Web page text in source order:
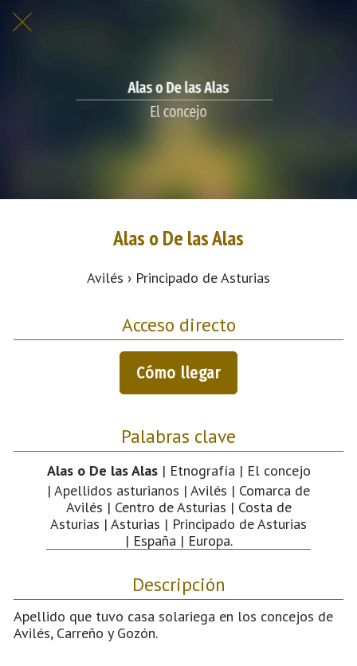
Alas o De las Alas
Avilés › Principado de Asturias
Acceso directo
Cómo llegar
Palabras clave
Alas o De las Alas| Etnografía | El concejo
| Apellidos asturianos | Avilés | Comarca de
Avilés | Centro de Asturias | Costa de
Asturias | Asturias | Principado de Asturias
| España | Europa.
Descripción
Apellido que tuvo casa solariega en los concejos de
Avilés, Carreño y Gozón.